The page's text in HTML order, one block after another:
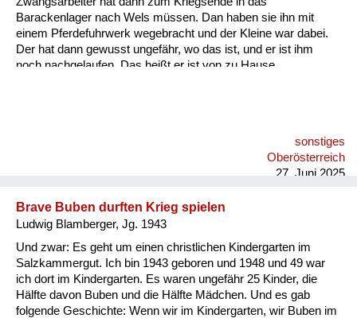
Barackenlager nach Wels müssen. Dan haben sie ihn mit
einem Pferdefuhrwerk wegebracht und der Kleine war dabei.
Der hat dann gewusst ungefähr, wo das ist, und er ist ihm
noch nachgelaufen. Das heißt er ist von zu Hause
sonstiges
Oberösterreich
27. Juni 2025
Brave Buben durften Krieg spielen
Ludwig Blamberger, Jg. 1943
Und zwar: Es geht um einen christlichen Kindergarten im
Salzkammergut. Ich bin 1943 geboren und 1948 und 49 war
ich dort im Kindergarten. Es waren ungefähr 25 Kinder, die
Hälfte davon Buben und die Hälfte Mädchen. Und es gab
folgende Geschichte: Wenn wir im Kindergarten, wir Buben im